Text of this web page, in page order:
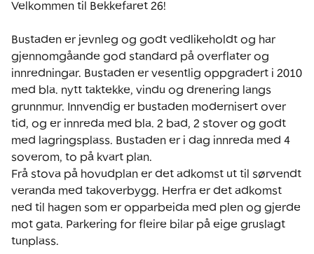
Velkommen til Bekkefaret 26!
Bustaden er jevnleg og godt vedlikeholdt og har
gjennomgåande god standard på overflater og
innredningar. Bustaden er vesentlig oppgradert i 2010
med bla. nytt taktekke, vindu og drenering langs
grunnmur. Innvendig er bustaden modernisert over
tid, og er innreda med bla. 2 bad, 2 stover og godt
med lagringsplass. Bustaden er i dag innreda med 4
soverom, to på kvart plan.
Frå stova på hovudplan er det adkomst ut til sørvendt
veranda med takoverbygg. Herfra er det adkomst
ned til hagen som er opparbeida med plen og gjerde
mot gata. Parkering for fleire bilar på eige gruslagt
tunplass.